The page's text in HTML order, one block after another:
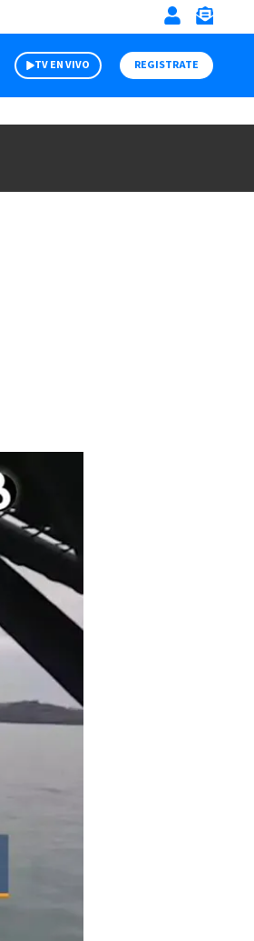
TV EN VIVO REGISTRATE